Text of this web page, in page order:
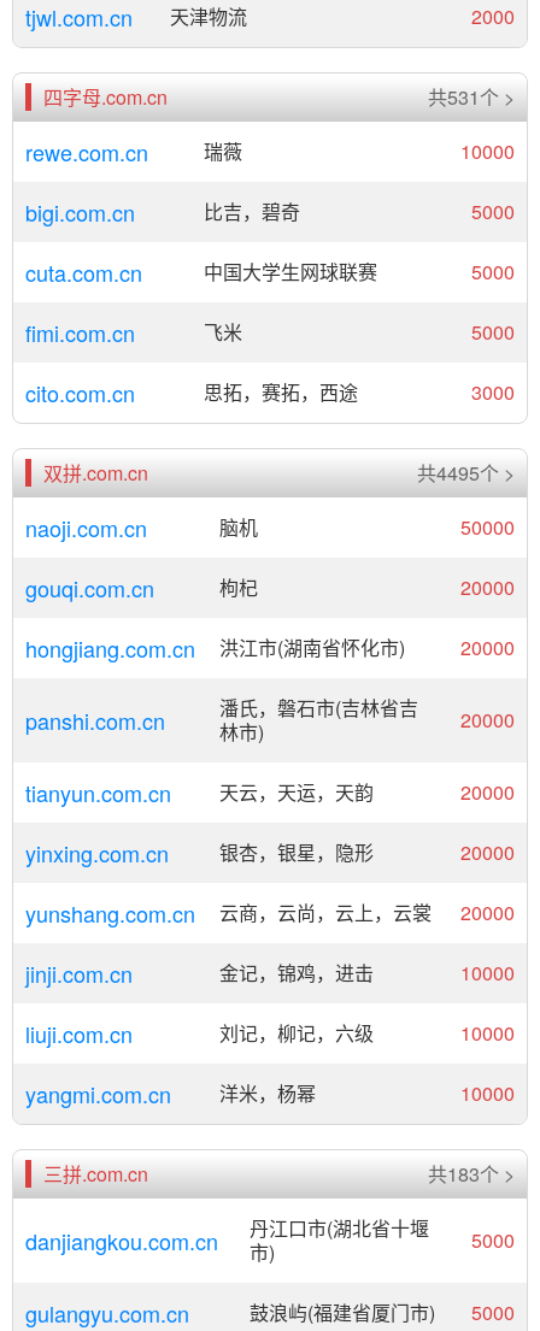
tjwl.com.cn 天津物流 2000
四字母.com.cn 共531个 >
rewe.com.cn 瑞薇 10000
bigi.com.cn 比吉，碧奇 5000
cuta.com.cn 中国大学生网球联赛 5000
fimi.com.cn 飞米 5000
cito.com.cn 思拓，赛拓，西途 3000
双拼.com.cn 共4495个 >
naoji.com.cn 脑机 50000
gouqi.com.cn 枸杞 20000
hongjiang.com.cn 洪江市(湖南省怀化市) 20000
panshi.com.cn
潘氏，磐石市(吉林省吉
林市)
20000
tianyun.com.cn 天云，天运，天韵 20000
yinxing.com.cn 银杏，银星，隐形 20000
yunshang.com.cn 云商，云尚，云上，云裳 20000
jinji.com.cn 金记，锦鸡，进击 10000
liuji.com.cn 刘记，柳记，六级 10000
yangmi.com.cn 洋米，杨幂 10000
三拼.com.cn 共183个 >
danjiangkou.com.cn
丹江口市(湖北省十堰
市)
5000
gulangyu.com.cn 鼓浪屿(福建省厦门市) 5000